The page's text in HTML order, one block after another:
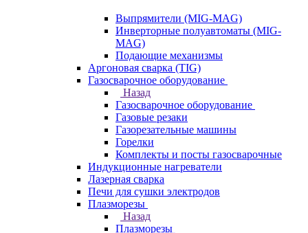
Выпрямители (MIG-MAG)
Инверторные полуавтоматы (MIG-
MAG)
Подающие механизмы
Аргоновая сварка (TIG)
Газосварочное оборудование
Назад
Газосварочное оборудование
Газовые резаки
Газорезательные машины
Горелки
Комплекты и посты газосварочные
Индукционные нагреватели
Лазерная сварка
Печи для сушки электродов
Плазморезы
Назад
Плазморезы